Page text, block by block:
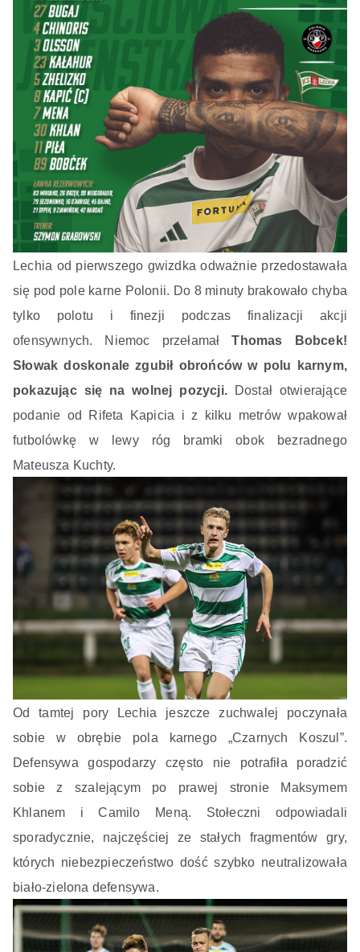
Lechia od pierwszego gwizdka odważnie przedostawała
się pod pole karne Polonii. Do 8 minuty brakowało chyba
tylko polotu i finezji podczas finalizacji akcji
ofensywnych. Niemoc przełamałThomas Bobcek!
Słowak doskonale zgubił obrońców w polu karnym,
pokazując się na wolnej pozycji.Dostał otwierające
podanie od Rifeta Kapicia i z kilku metrów wpakował
futbolówkę w lewy róg bramki obok bezradnego
Mateusza Kuchty.
Od tamtej pory Lechia jeszcze zuchwalej poczynała
sobie w obrębie pola karnego „Czarnych Koszul”.
Defensywa gospodarzy często nie potrafiła poradzić
sobie z szalejącym po prawej stronie Maksymem
Khlanem i Camilo Meną. Stołeczni odpowiadali
sporadycznie, najczęściej ze stałych fragmentów gry,
których niebezpieczeństwo dość szybko neutralizowała
biało-zielona defensywa.